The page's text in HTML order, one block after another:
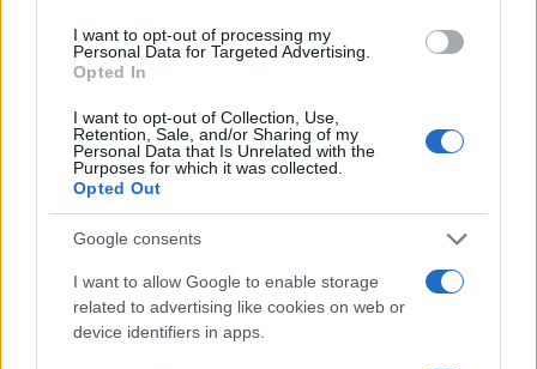
I want to opt-out of processing my
Personal Data for Targeted Advertising.
Opted In
I want to opt-out of Collection, Use,
Retention, Sale, and/or Sharing of my
Personal Data that Is Unrelated with the
Purposes for which it was collected.
Opted Out
Google consents
I want to allow Google to enable storage
related to advertising like cookies on web or
device identifiers in apps.
Κλειστό μέχρι νεοτέρας το
πνίγηκε ο 4χρονος –
Απολογείται ο ιδιοκτήτης
που είχε δηλωθεί ως
Εκρηκτικό κοκτέιλ
συναγερμό η χώρα
φωτιές, ενισχύονται